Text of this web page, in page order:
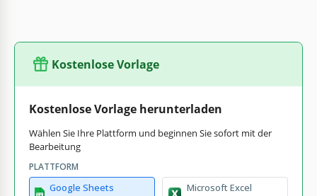
Kostenlose Vorlage
Kostenlose Vorlage herunterladen
Wählen Sie Ihre Plattform und beginnen Sie sofort mit der
Bearbeitung
PLATTFORM
Google Sheets Microsoft Excel